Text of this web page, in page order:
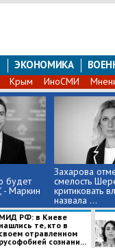
ЭКОНОМИКА
Крым ИноСМИ
будет
- Маркин
Захарова
смелость
критиковать
назвала ...
МИД РФ: в Киеве
нашлись те, кто в
своем отравленном
русофобией сознани...